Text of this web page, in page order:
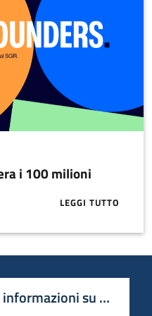
i 100 milioni
LEGGI TUTTO
ABOUT IFF,
su questa